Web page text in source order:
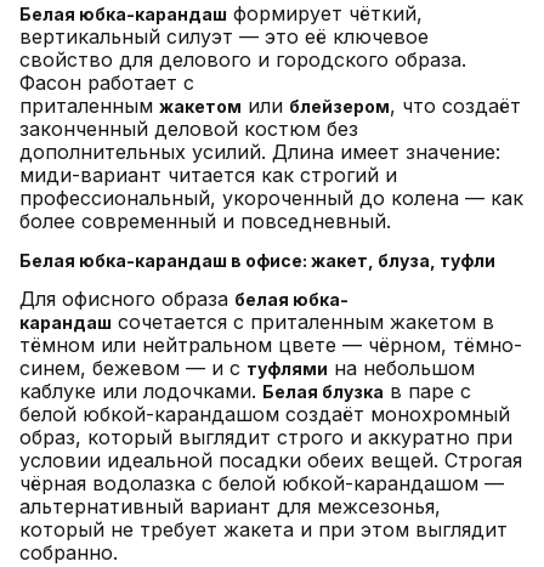
Белая юбка-карандаш формирует чёткий,
вертикальный силуэт — это её ключевое
свойство для делового и городского образа.
Фасон работает с
приталенным жакетом или блейзером, что создаёт
законченный деловой костюм без
дополнительных усилий. Длина имеет значение:
миди-вариант читается как строгий и
профессиональный, укороченный до колена — как
более современный и повседневный.
Белая юбка-карандаш в офисе: жакет, блуза, туфли
Для офисного образа белая юбка-
карандаш сочетается с приталенным жакетом в
тёмном или нейтральном цвете — чёрном, тёмно-
синем, бежевом — и с туфлями на небольшом
каблуке или лодочками. Белая блузка в паре с
белой юбкой-карандашом создаёт монохромный
образ, который выглядит строго и аккуратно при
условии идеальной посадки обеих вещей. Строгая
чёрная водолазка с белой юбкой-карандашом —
альтернативный вариант для межсезонья,
который не требует жакета и при этом выглядит
собранно.